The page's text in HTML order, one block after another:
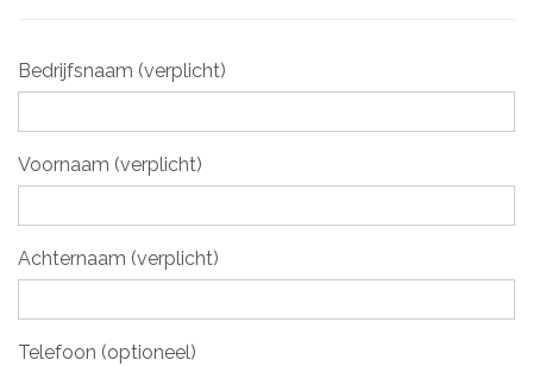
Bedrijfsnaam (verplicht)
Voornaam (verplicht)
Achternaam (verplicht)
Telefoon (optioneel)